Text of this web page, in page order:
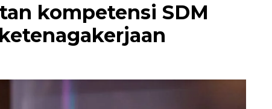
kompetensi SDM